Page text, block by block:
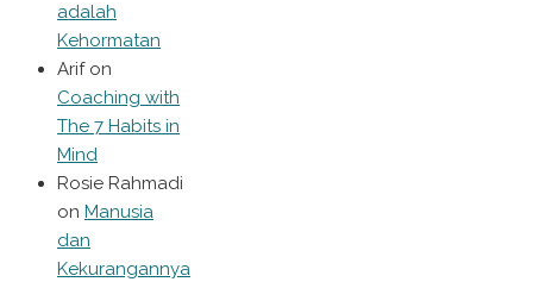
adalah
Kehormatan
Arifon
Coaching with
The 7 Habits in
Mind
Rosie Rahmadi
on Manusia
dan
Kekurangannya